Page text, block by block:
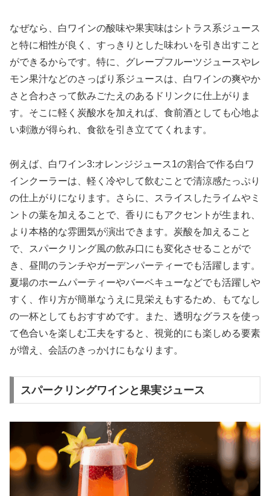
なぜなら、白ワインの酸味や果実味はシトラス系ジュース
と特に相性が良く、すっきりとした味わいを引き出すこと
ができるからです。特に、グレープフルーツジュースやレ
モン果汁などのさっぱり系ジュースは、白ワインの爽やか
さと合わさって飲みごたえのあるドリンクに仕上がりま
す。そこに軽く炭酸水を加えれば、食前酒としても心地よ
い刺激が得られ、食欲を引き立ててくれます。
例えば、白ワイン3:オレンジジュース1の割合で作る白ワ
インクーラーは、軽く冷やして飲むことで清涼感たっぷり
の仕上がりになります。さらに、スライスしたライムやミ
ントの葉を加えることで、香りにもアクセントが生まれ、
より本格的な雰囲気が演出できます。炭酸を加えること
で、スパークリング風の飲み口にも変化させることがで
き、昼間のランチやガーデンパーティーでも活躍します。
夏場のホームパーティーやバーベキューなどでも活躍しや
すく、作り方が簡単なうえに見栄えもするため、もてなし
の一杯としてもおすすめです。また、透明なグラスを使っ
て色合いを楽しむ工夫をすると、視覚的にも楽しめる要素
が増え、会話のきっかけにもなります。
スパークリングワインと果実ジュース